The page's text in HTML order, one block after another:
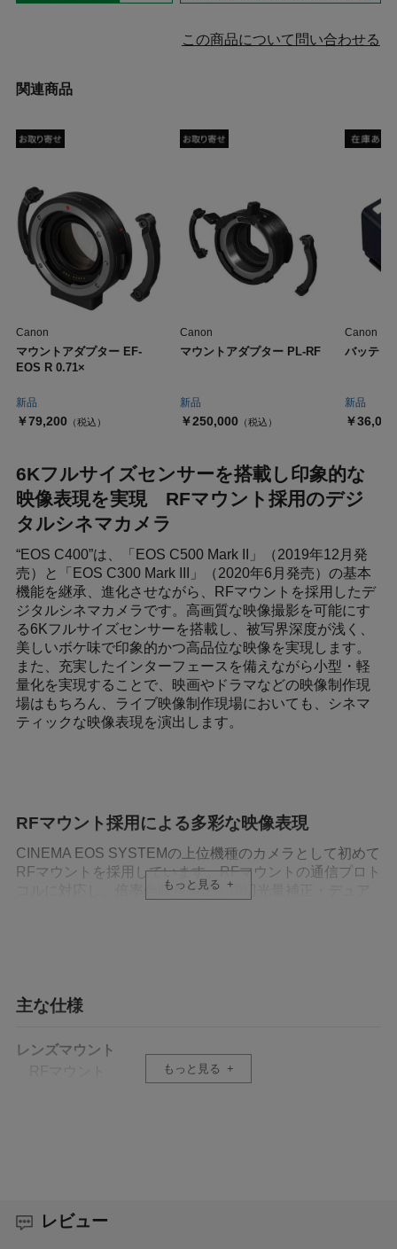
この商品について問い合わせる
関連商品
新品
Canon
マウントアダプター EF-
EOS R 0.71×
￥79,200 （税込）
新品
Canon
マウントアダプター PL-RF
￥250,000 （税込）
新品
Canon
バッテリ
￥36,000
6Kフルサイズセンサーを搭載し印象的な
映像表現を実現 RFマウント採用のデジ
タルシネマカメラ
“EOS C400”は、「EOS C500 Mark II」（2019年12月発
売）と「EOS C300 Mark III」（2020年6月発売）の基本
機能を継承、進化させながら、RFマウントを採用したデ
ジタルシネマカメラです。高画質な映像撮影を可能にす
る6Kフルサイズセンサーを搭載し、被写界深度が浅く、
美しいボケ味で印象的かつ高品位な映像を実現します。
また、充実したインターフェースを備えながら小型・軽
量化を実現することで、映画やドラマなどの映像制作現
場はもちろん、ライブ映像制作現場においても、シネマ
ティックな映像表現を演出します。
RFマウント採用による多彩な映像表現
CINEMA EOS SYSTEMの上位機種のカメラとして初めて
RFマウントを採用しています。RFマウントの通信プロト
コルに対応し、倍率色収差補正・周辺光量補正・デュア
ントアダプター PL-RF」（2024年9月上旬発売予定）を
着することで、EFレンズ資産も活用できます。
120Pのハイフレームレート記録を実現しています。ま
もっと見る
主な仕様
レンズマウント
万画素
もっと見る
レビュー